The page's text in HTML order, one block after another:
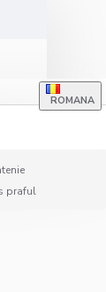
ROMANA
praful